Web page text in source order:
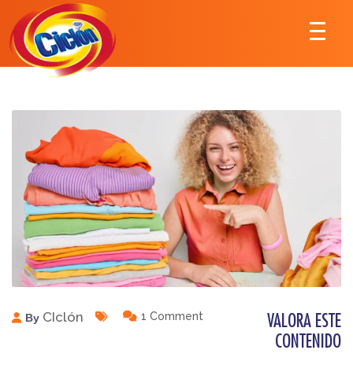
By CIclón 1 Comment
VALORA ESTE
CONTENIDO